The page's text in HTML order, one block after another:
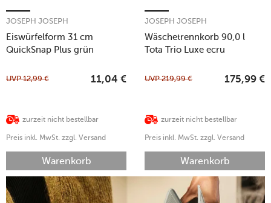
Eiswürfelform 31 cm
QuickSnap Plus grün
JOSEPH JOSEPH
zurzeit nicht bestellbar
UVP12,99 € 11,04 €
Preis inkl. MwSt. zzgl. Versand
Warenkorb
Wäschetrennkorb 90,0 l
Tota Trio Luxe ecru
JOSEPH JOSEPH
zurzeit nicht bestellbar
UVP219,99 € 175,99 €
Preis inkl. MwSt. zzgl. Versand
Warenkorb